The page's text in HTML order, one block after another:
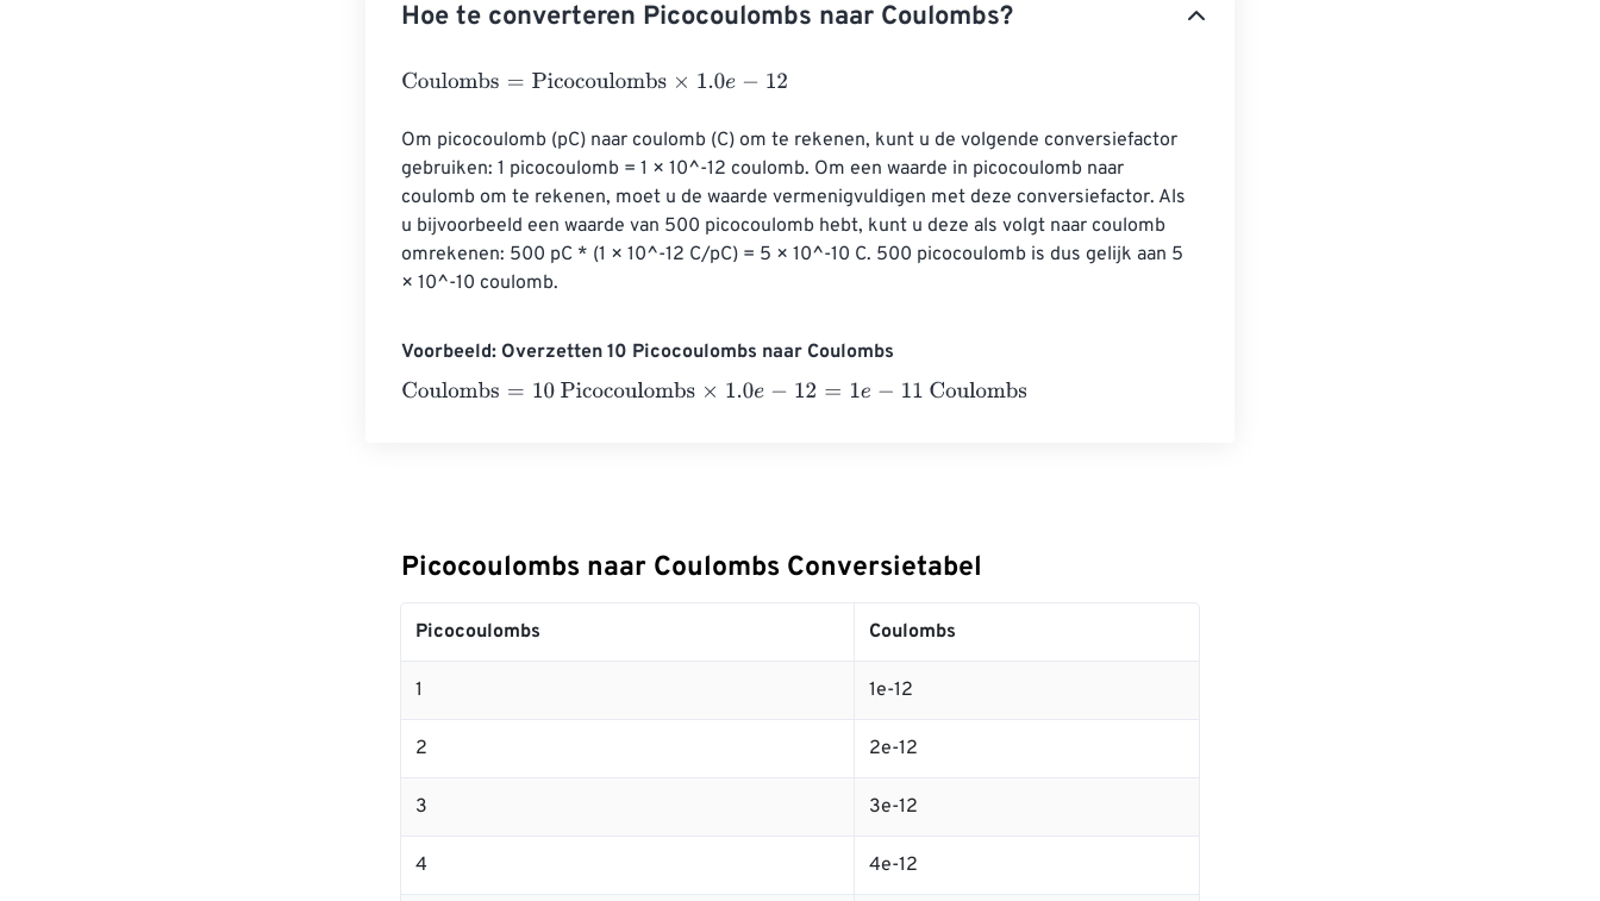
Hoe te converteren Picocoulombs naar Coulombs?
Coulombs= Picocoulombs×1.0e- 12
Om picocoulomb (pC) naar coulomb (C) om te rekenen, kunt u de volgende conversiefactor
gebruiken: 1 picocoulomb = 1 × 10^-12 coulomb. Om een ​​waarde in picocoulomb naar
coulomb om te rekenen, moet u de waarde vermenigvuldigen met deze conversiefactor. Als
u bijvoorbeeld een waarde van 500 picocoulomb hebt, kunt u deze als volgt naar coulomb
omrekenen: 500 pC * (1 × 10^-12 C/pC) = 5 × 10^-10 C. 500 picocoulomb is dus gelijk aan 5
× 10^-10 coulomb.
Voorbeeld: Overzetten 10 Picocoulombs naar Coulombs
Coulombs= 10 Picocoulombs×1.0e- 12 =1e-11 Coulombs
Picocoulombs naar Coulombs Conversietabel
Picocoulombs Coulombs
1 1e-12
2 2e-12
3 3e-12
4 4e-12